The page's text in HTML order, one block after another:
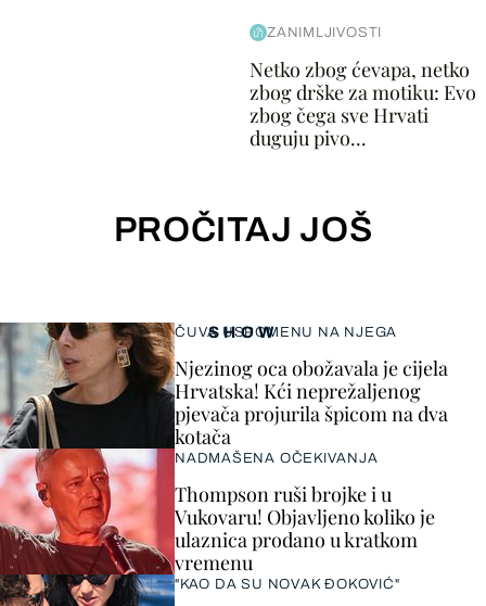
ZANIMLJIVOSTI
Netko zbog ćevapa, netko
zbog drške za motiku: Evo
zbog čega sve Hrvati
duguju pivo...
PROČITAJ JOŠ
SHOW
ČUVA USPOMENU NA NJEGA
Njezinog oca obožavala je cijela
Hrvatska! Kći neprežaljenog
pjevača projurila špicom na dva
kotača
NADMAŠENA OČEKIVANJA
Thompson ruši brojke i u
Vukovaru! Objavljeno koliko je
ulaznica prodano u kratkom
vremenu
"KAO DA SU NOVAK ĐOKOVIĆ"